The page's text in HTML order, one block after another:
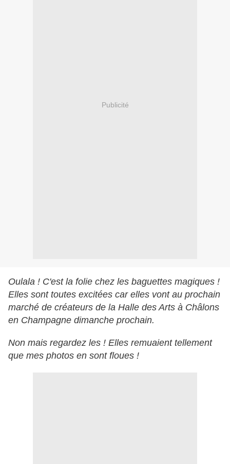
Publicité
Oulala ! C'est la folie chez les baguettes magiques !
Elles sont toutes excitées car elles vont au prochain
marché de créateurs de la Halle des Arts à Châlons
en Champagne dimanche prochain.
Non mais regardez les ! Elles remuaient tellement
que mes photos en sont floues !